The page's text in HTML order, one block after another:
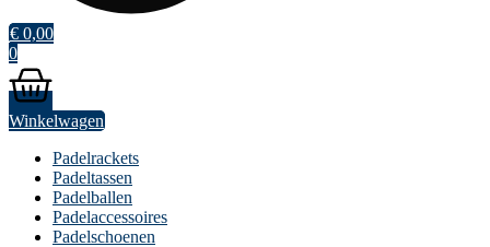
€ 0,00
0
Winkelwagen
Padelrackets
Padeltassen
Padelballen
Padelaccessoires
Padelschoenen